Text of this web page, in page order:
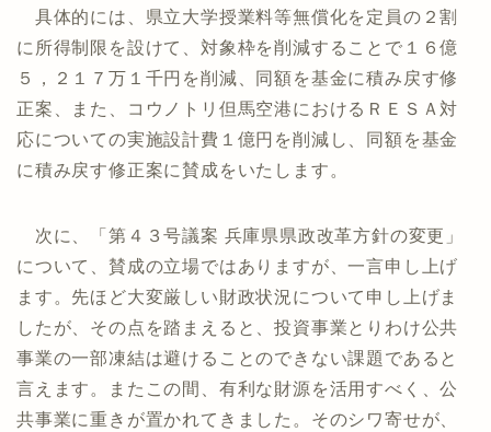
具体的には、県立大学授業料等無償化を定員の２割
に所得制限を設けて、対象枠を削減することで１６億
５，２１７万１千円を削減、同額を基金に積み戻す修
正案、また、コウノトリ但馬空港におけるＲＥＳＡ対
応についての実施設計費１億円を削減し、同額を基金
に積み戻す修正案に賛成をいたします。
次に、「第４３号議案 兵庫県県政改革方針の変更」
について、賛成の立場ではありますが、一言申し上げ
ます。先ほど大変厳しい財政状況について申し上げま
したが、その点を踏まえると、投資事業とりわけ公共
事業の一部凍結は避けることのできない課題であると
言えます。またこの間、有利な財源を活用すべく、公
共事業に重きが置かれてきました。そのシワ寄せが、